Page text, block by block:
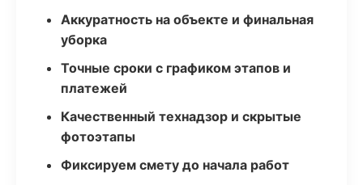
Аккуратность на объекте и финальная
уборка
Точные сроки с графиком этапов и
платежей
Качественный технадзор и скрытые
фотоэтапы
Фиксируем смету до начала работ